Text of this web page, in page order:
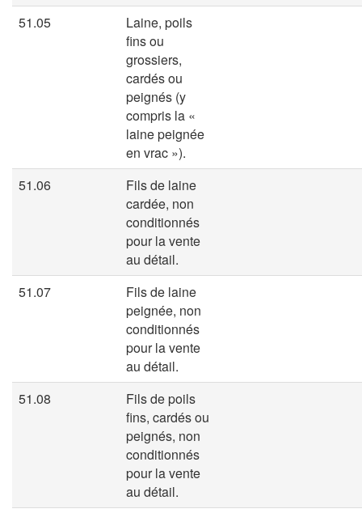
51.05
Laine, poils
fins ou
grossiers,
cardés ou
peignés (y
compris la «
laine peignée
en vrac »).
51.06
Fils de laine
cardée, non
conditionnés
pour la vente
au détail.
51.07
Fils de laine
peignée, non
conditionnés
pour la vente
au détail.
51.08
Fils de poils
fins, cardés ou
peignés, non
conditionnés
pour la vente
au détail.